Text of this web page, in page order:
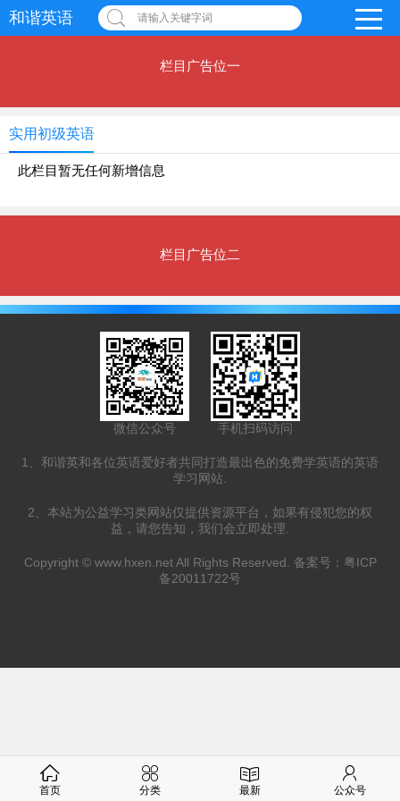
和谐英语 请输入关键字词
栏目广告位一
实用初级英语
此栏目暂无任何新增信息
栏目广告位二
微信公众号 手机扫码访问
1、和谐英和各位英语爱好者共同打造最出色的免费学英语的英语
学习网站.
2、本站为公益学习类网站仅提供资源平台，如果有侵犯您的权
益，请您告知，我们会立即处理.
Copyright © www.hxen.netAll Rights Reserved. 备案号： 粤ICP
备20011722号
首页 分类 最新 公众号